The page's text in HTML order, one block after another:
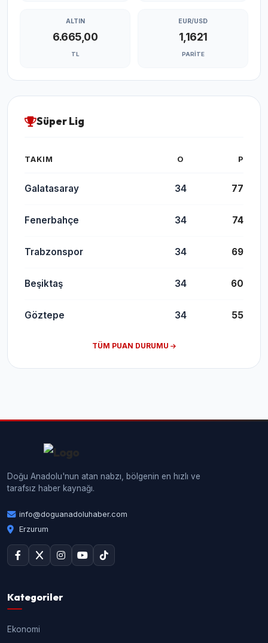
ALTIN
6.665,00
TL
EUR/USD
1,1621
PARITE
Süper Lig
TAKIM O P
Galatasaray 34 77
Fenerbahçe 34 74
Trabzonspor 34 69
Beşiktaş 34 60
Göztepe 34 55
TÜM PUAN DURUMU
Doğu Anadolu'nun atan nabzı, bölgenin en hızlı ve
tarafsız haber kaynağı.
info@doguanadoluhaber.com
Erzurum
Kategoriler
Ekonomi